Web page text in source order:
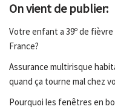
On vient de publier:
Votre enfant a 39º de
France?
Assurance multirisque
quand ça tourne mal chez
Pourquoi les fenêtres en